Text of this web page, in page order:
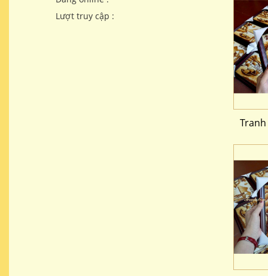
Lượt truy cập :